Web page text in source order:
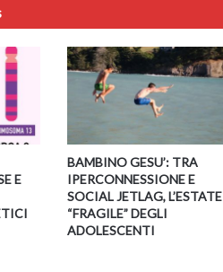
E
BAMBINO GESU’: TRA
IPERCONNESSIONE E
SOCIAL JETLAG, L’ESTATE
“FRAGILE” DEGLI
ADOLESCENTI